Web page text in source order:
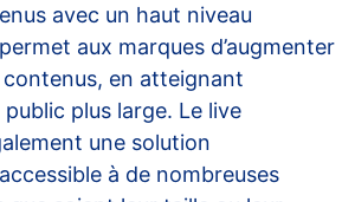
avec un haut niveau
aux marques d’augmenter
en atteignant
plus large. Le live
une solution
à de nombreuses